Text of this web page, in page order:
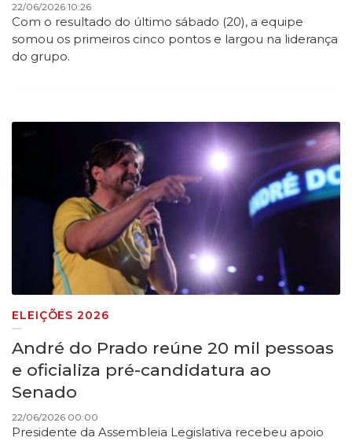
22/06/2026 10:26
Com o resultado do último sábado (20), a equipe
somou os primeiros cinco pontos e largou na liderança
do grupo.
ELEIÇÕES 2026
André do Prado reúne 20 mil pessoas
e oficializa pré-candidatura ao
Senado
22/06/2026 00:00
Presidente da Assembleia Legislativa recebeu apoio